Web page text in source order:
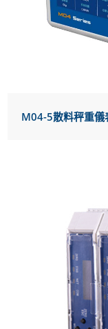
M04-5散料秤重儀